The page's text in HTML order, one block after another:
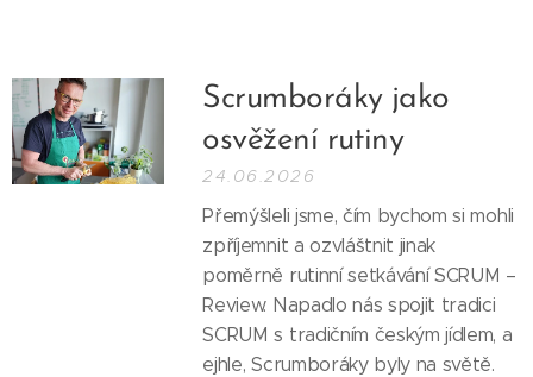
Scrumboráky jako
osvěžení rutiny
24.06.2026
Přemýšleli jsme, čím bychom si mohli
zpříjemnit a ozvláštnit jinak
poměrně rutinní setkávání SCRUM –
Review. Napadlo nás spojit tradici
SCRUM s tradičním českým jídlem, a
ejhle, Scrumboráky byly na světě.